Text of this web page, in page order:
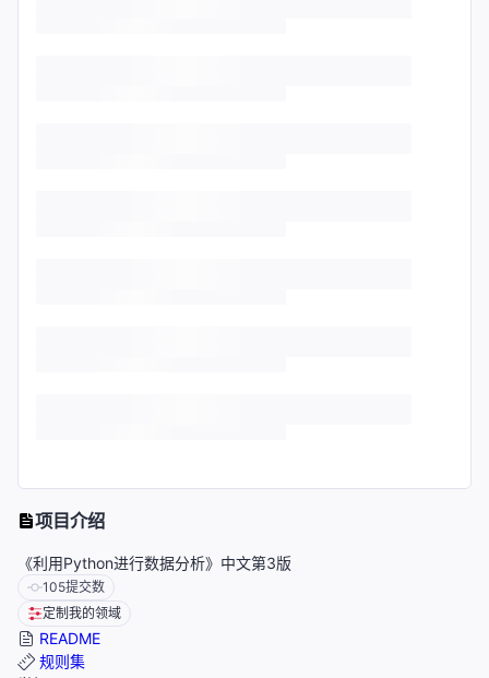
项目介绍
《利用Python进行数据分析》中文第3版
105提交数
定制我的领域
README
规则集